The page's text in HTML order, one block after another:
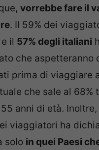
vorrebbe fare il
. Il 59% dei
il 57% degli italiani
che aspetteranno
prima di viaggiare
che sale al 68%
anni di età.
viaggiatori ha
solo in quei Paesi